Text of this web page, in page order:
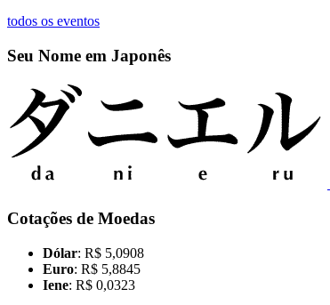
todos os eventos
Seu Nome em Japonês
Cotações de Moedas
Dólar: R$ 5,0908
Euro: R$ 5,8845
Iene: R$ 0,0323